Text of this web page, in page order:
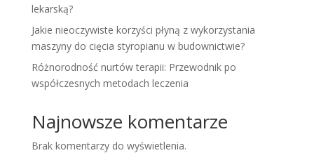
lekarską?
Jakie nieoczywiste korzyści płyną z wykorzystania
maszyny do cięcia styropianu w budownictwie?
Różnorodność nurtów terapii: Przewodnik po
współczesnych metodach leczenia
Najnowsze komentarze
Brak komentarzy do wyświetlenia.